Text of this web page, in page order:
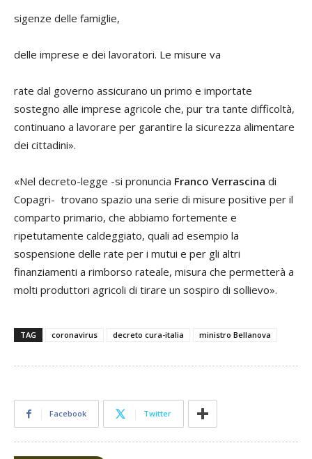
sigenze delle famiglie,
delle imprese e dei lavoratori. Le misure va
rate dal governo assicurano un primo e importate
sostegno alle imprese agricole che, pur tra tante difficoltà,
continuano a lavorare per garantire la sicurezza alimentare
dei cittadini».
«Nel decreto-legge -si pronuncia Franco Verrascina di
Copagri- trovano spazio una serie di misure positive per il
comparto primario, che abbiamo fortemente e
ripetutamente caldeggiato, quali ad esempio la
sospensione delle rate per i mutui e per gli altri
finanziamenti a rimborso rateale, misura che permetterà a
molti produttori agricoli di tirare un sospiro di sollievo».
TAG coronavirus decreto cura-italia ministro Bellanova
Facebook Twitter